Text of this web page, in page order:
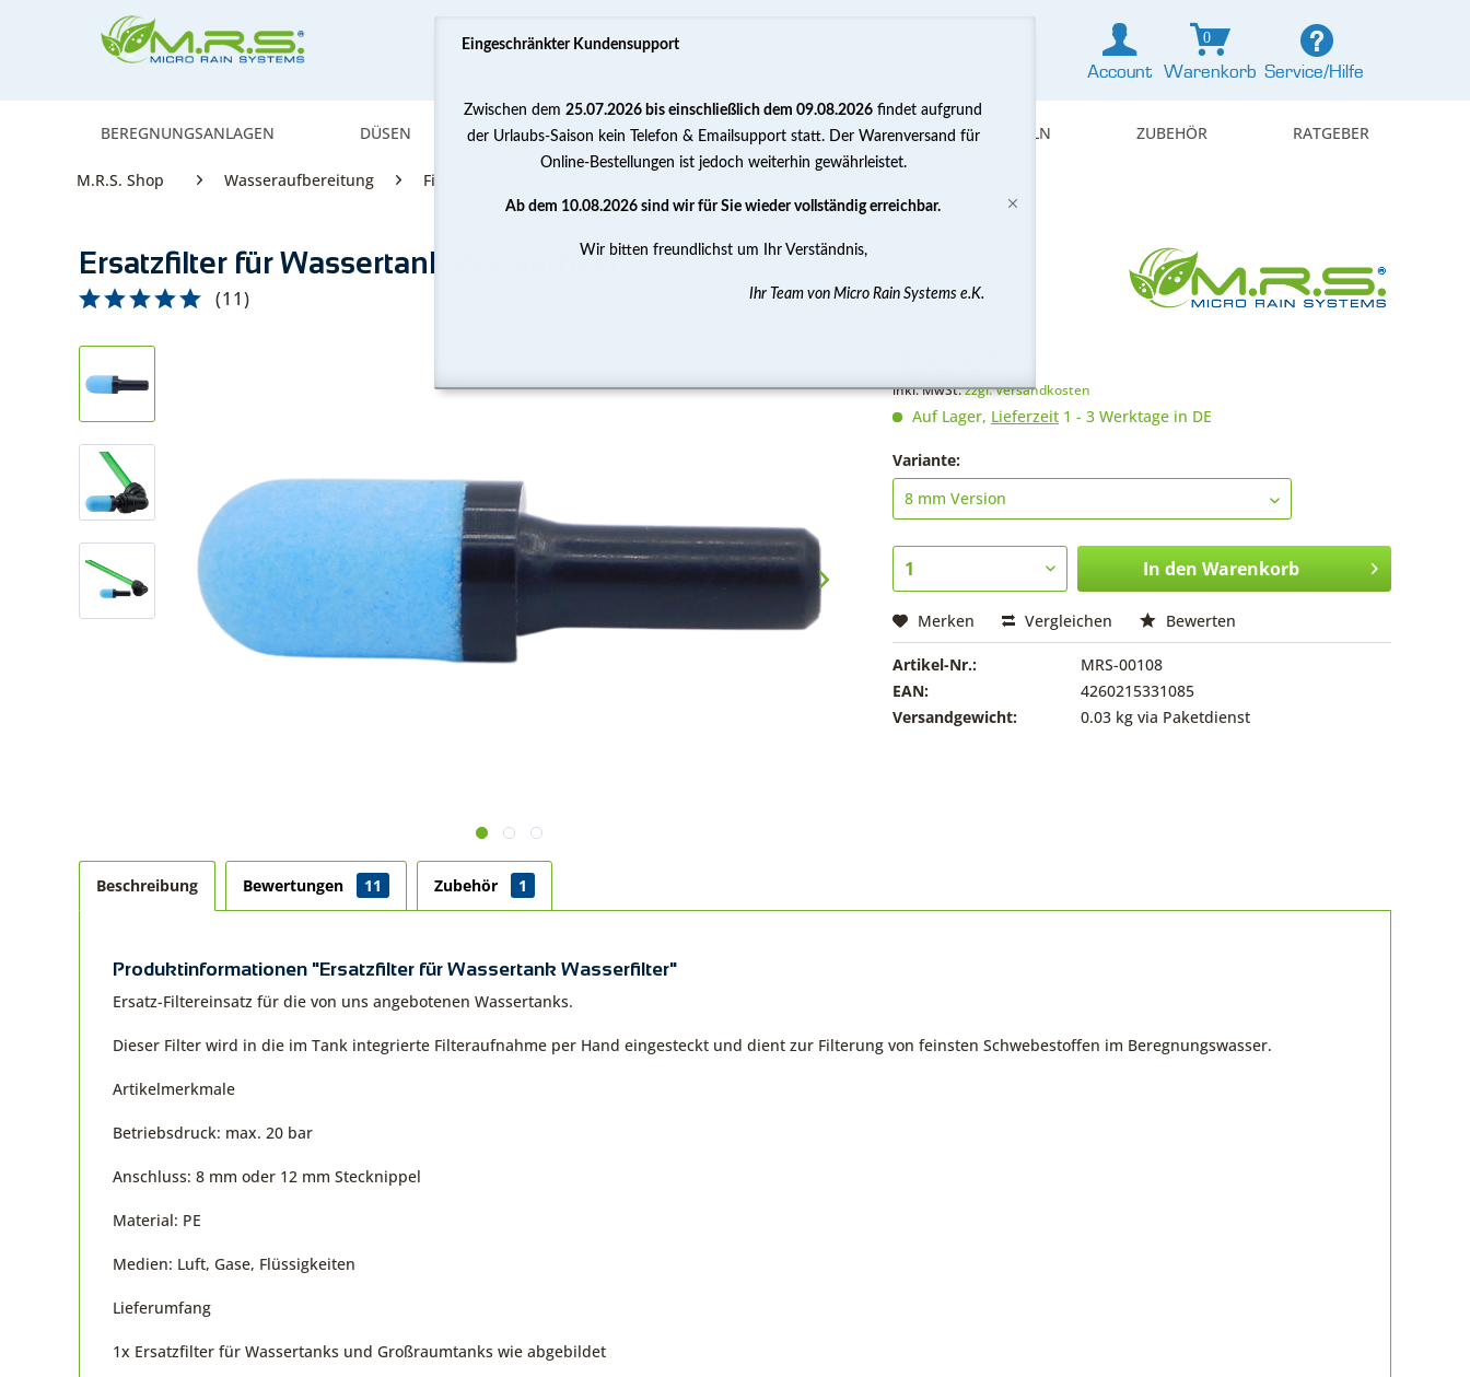
Service/Hilfe
Account
0
Warenkorb
BEREGNUNGSANLAGEN DÜSEN PUMPEN WASSERAUFBEREITUNG MESSEN & REGELN ZUBEHÖR RATGEBER
M.R.S. Shop Wasseraufbereitung Filter / Filtersysteme Ersatzfilter für Wassertank Wasserfilter
Ersatzfilter für Wassertank Wasserfilter
(11)
inkl. MwSt.zzgl. Versandkosten
Auf Lager, Lieferzeit 1 - 3 Werktage in DE
Variante:
In den Warenkorb
Merken Vergleichen Bewerten
Artikel-Nr.:
MRS-00108
EAN:
4260215331085
Versandgewicht:
0.03 kg via Paketdienst
Beschreibung Bewertungen 11 Zubehör 1
Produktinformationen "Ersatzfilter für Wassertank Wasserfilter"
Ersatz-Filtereinsatz für die von uns angebotenen Wassertanks.
Dieser Filter wird in die im Tank integrierte Filteraufnahme per Hand eingesteckt und dient zur Filterung von feinsten Schwebestoffen im Beregnungswasser.
Artikelmerkmale
Betriebsdruck: max. 20 bar
Anschluss: 8 mm oder 12 mm Stecknippel
Material: PE
Medien: Luft, Gase, Flüssigkeiten
Lieferumfang
1x Ersatzfilter für Wassertanks und Großraumtanks wie abgebildet
Eingeschränkter Kundensupport
Zwischen dem 25.07.2026 bis einschließlich dem 09.08.2026 findet aufgrund
der Urlaubs-Saison kein Telefon & Emailsupport statt. Der Warenversand für
Online-Bestellungen ist jedoch weiterhin gewährleistet.
Ab dem 10.08.2026 sind wir für Sie wieder vollständig erreichbar.
Wir bitten freundlichst um Ihr Verständnis,
Ihr Team von Micro Rain Systems e.K.